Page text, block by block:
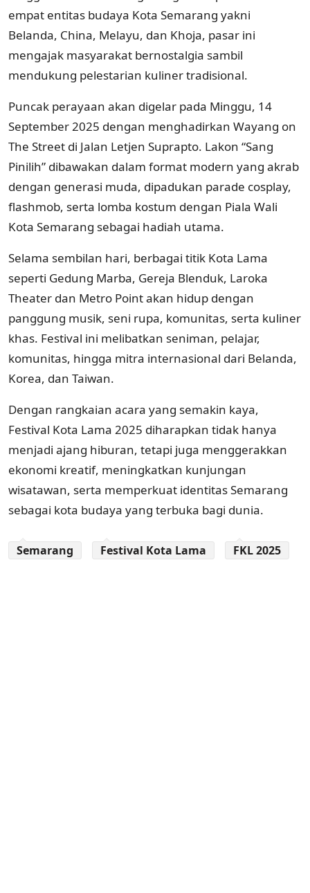
empat entitas budaya Kota Semarang yakni
Belanda, China, Melayu, dan Khoja, pasar ini
mengajak masyarakat bernostalgia sambil
mendukung pelestarian kuliner tradisional.
Puncak perayaan akan digelar pada Minggu, 14
September 2025 dengan menghadirkan Wayang on
The Street di Jalan Letjen Suprapto. Lakon “Sang
Pinilih” dibawakan dalam format modern yang akrab
dengan generasi muda, dipadukan parade cosplay,
flashmob, serta lomba kostum dengan Piala Wali
Kota Semarang sebagai hadiah utama.
Selama sembilan hari, berbagai titik Kota Lama
seperti Gedung Marba, Gereja Blenduk, Laroka
Theater dan Metro Point akan hidup dengan
panggung musik, seni rupa, komunitas, serta kuliner
khas. Festival ini melibatkan seniman, pelajar,
komunitas, hingga mitra internasional dari Belanda,
Korea, dan Taiwan.
Dengan rangkaian acara yang semakin kaya,
Festival Kota Lama 2025 diharapkan tidak hanya
menjadi ajang hiburan, tetapi juga menggerakkan
ekonomi kreatif, meningkatkan kunjungan
wisatawan, serta memperkuat identitas Semarang
sebagai kota budaya yang terbuka bagi dunia.
Semarang Festival Kota Lama FKL 2025